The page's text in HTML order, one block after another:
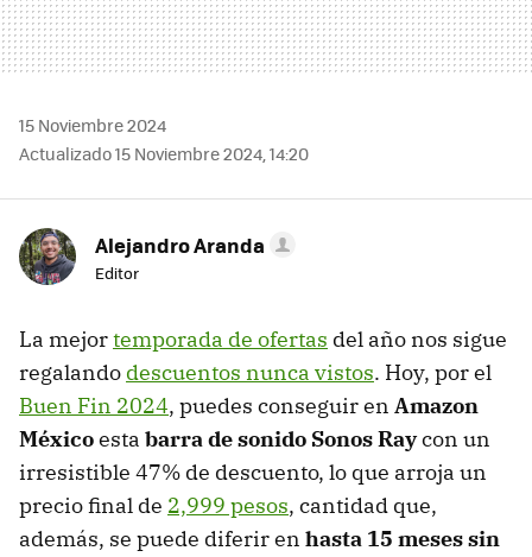
15 Noviembre 2024
Actualizado 15 Noviembre 2024, 14:20
Alejandro Aranda
Editor
La mejortemporada de ofertas del año nos sigue
regalando descuentos nunca vistos. Hoy, por el
Buen Fin 2024, puedes conseguir en Amazon
Méxicoesta barra de sonido Sonos Raycon un
irresistible 47% de descuento, lo que arroja un
precio final de 2,999 pesos, cantidad que,
además, se puede diferir en hasta 15 meses sin